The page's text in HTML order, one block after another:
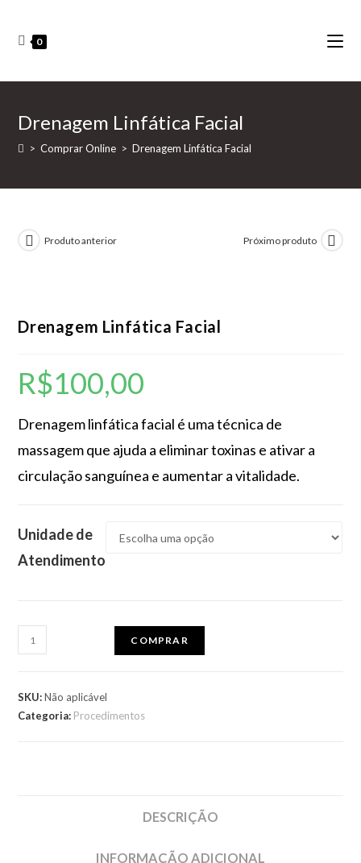
0
Drenagem Linfática Facial
> Comprar Online > Drenagem Linfática Facial
Produto anterior Próximo produto
Drenagem Linfática Facial
R$100,00
Drenagem linfática facial é uma técnica de
massagem que ajuda a eliminar toxinas e ativar a
circulação sanguínea e aumentar a vitalidade.
Unidade de
Atendimento
COMPRAR
SKU:Não aplicável
Categoria: Procedimentos
DESCRIÇÃO
INFORMAÇÃO ADICIONAL